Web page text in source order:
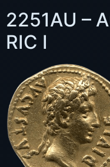
2251AU –
RIC I